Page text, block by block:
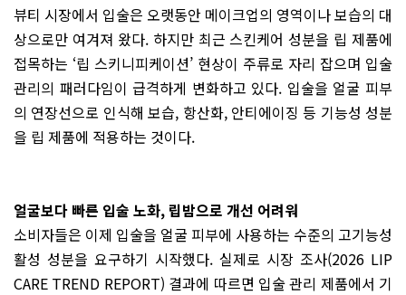
뷰티 시장에서 입술은 오랫동안 메이크업의 영역이나 보습의 대
상으로만 여겨져 왔다. 하지만 최근 스킨케어 성분을 립 제품에
접목하는 ‘립 스키니피케이션’ 현상이 주류로 자리 잡으며 입술
관리의 패러다임이 급격하게 변화하고 있다. 입술을 얼굴 피부
의 연장선으로 인식해 보습, 항산화, 안티에이징 등 기능성 성분
을 립 제품에 적용하는 것이다.
얼굴보다 빠른 입술 노화, 립밤으로 개선 어려워
소비자들은 이제 입술을 얼굴 피부에 사용하는 수준의 고기능성
활성 성분을 요구하기 시작했다. 실제로 시장 조사(2026 LIP
CARE TREND REPORT) 결과에 따르면 입술 관리 제품에서 기